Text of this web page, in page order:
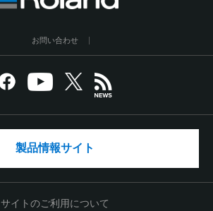
お問い合わせ
製品情報サイト
サイトのご利用について